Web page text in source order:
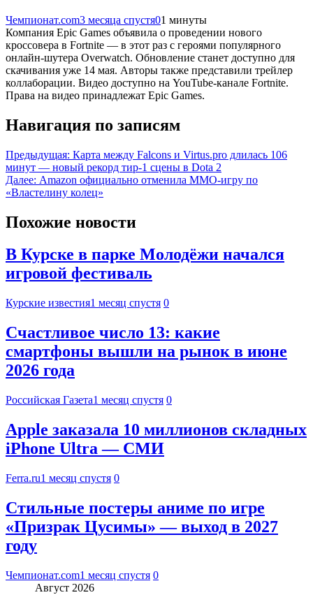
Чемпионат.com3 месяца спустя01 минуты
Компания Epic Games объявила о проведении нового
кроссовера в Fortnite — в этот раз с героями популярного
онлайн-шутера Overwatch. Обновление станет доступно для
скачивания уже 14 мая. Авторы также представили трейлер
коллаборации. Видео доступно на YouTube-канале Fortnite.
Права на видео принадлежат Epic Games.
Навигация по записям
Предыдущая: Карта между Falcons и Virtus.pro длилась 106
минут — новый рекорд тир-1 сцены в Dota 2
Далее: Amazon официально отменила MMO-игру по
«Властелину колец»
Похожие новости
В Курске в парке Молодёжи начался
игровой фестиваль
Курские известия1 месяц спустя 0
Счастливое число 13: какие
смартфоны вышли на рынок в июне
2026 года
Российская Газета1 месяц спустя 0
Apple заказала 10 миллионов складных
iPhone Ultra — СМИ
Ferra.ru1 месяц спустя 0
Стильные постеры аниме по игре
«Призрак Цусимы» — выход в 2027
году
Чемпионат.com1 месяц спустя 0
Август 2026